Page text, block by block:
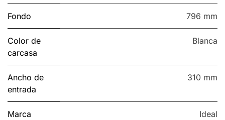
Fondo 796 mm
Color de
carcasa
Blanca
Ancho de
entrada
310 mm
Marca Ideal